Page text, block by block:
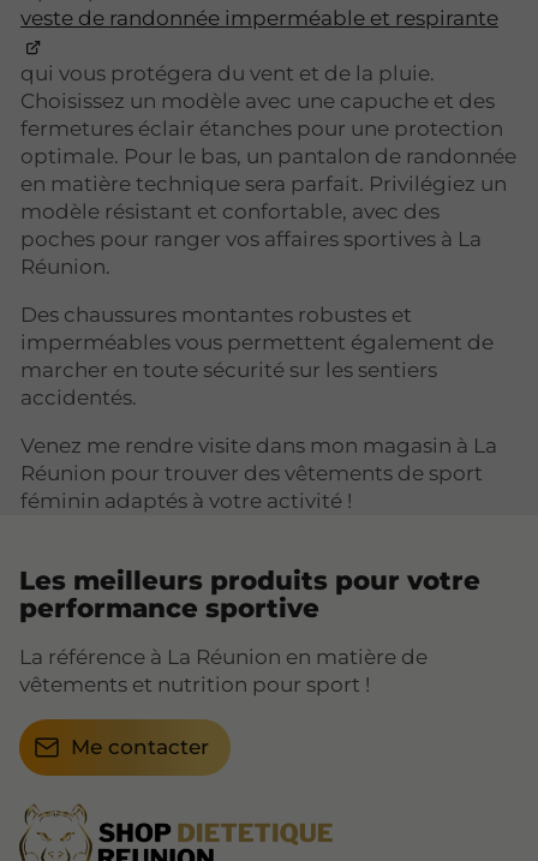
veste de randonnée imperméable et respirante
qui vous protégera du vent et de la pluie.
Choisissez un modèle avec une capuche et des
fermetures éclair étanches pour une protection
optimale. Pour le bas, un pantalon de randonnée
en matière technique sera parfait. Privilégiez un
modèle résistant et confortable, avec des
poches pour ranger vos affaires sportives à La
Réunion.
Des chaussures montantes robustes et
imperméables vous permettent également de
marcher en toute sécurité sur les sentiers
accidentés.
Venez me rendre visite dans mon magasin à La
Réunion pour trouver des vêtements de sport
féminin adaptés à votre activité !
Les meilleurs produits pour votre
performance sportive
La référence à La Réunion en matière de
vêtements et nutrition pour sport !
Me contacter